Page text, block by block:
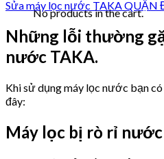
No products in the cart.
Sửa máy lọc nước TAKA QUẬN
Những lỗi thường
nước TAKA.
Khi sử dụng máy lọc nước bạn
đây:
Máy lọc bị rò rỉ nước